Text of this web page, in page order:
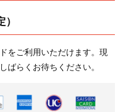
をご利用いただけます。現
ばらくお待ちください。